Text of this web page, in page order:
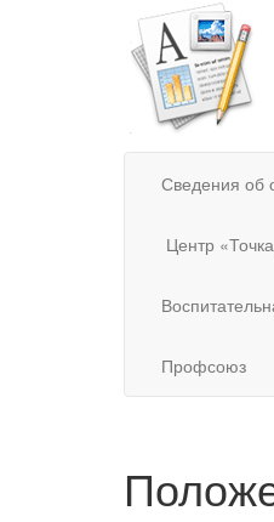
Сведения об
Центр
Профсоюз